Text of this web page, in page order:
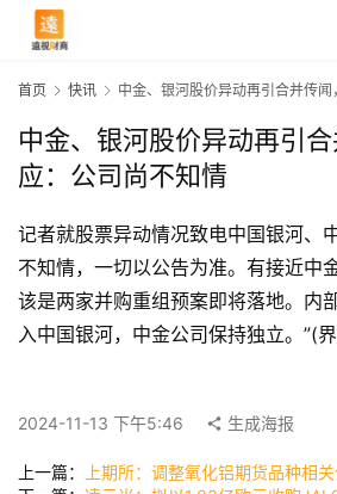
首
快
首页 快讯 中金、银河股价异动再引合并传
中金、银河股价异动再引
应：公司尚不知情
记者就股票异动情况致电中国银河、
不知情，一切以公告为准。有接近中
该是两家并购重组预案即将落地。内
入中国银河，中金公司保持独立。”(
2024-11-13 下午5:46 生成海报
上一篇：
上期所：调整氧化铝期货品种相